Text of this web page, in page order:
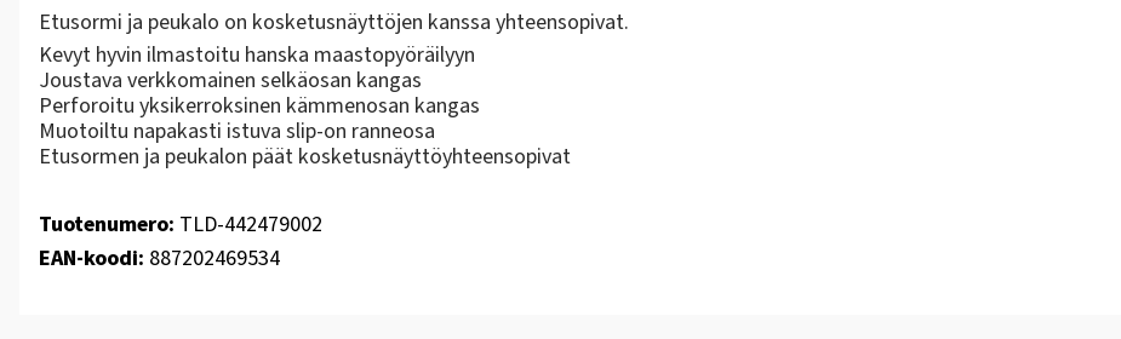
Etusormi ja peukalo on kosketusnäyttöjen kanssa yhteensopivat.
Kevyt hyvin ilmastoitu hanska maastopyöräilyyn
Joustava verkkomainen selkäosan kangas
Perforoitu yksikerroksinen kämmenosan kangas
Muotoiltu napakasti istuva slip-on ranneosa
Etusormen ja peukalon päät kosketusnäyttöyhteensopivat
Tuotenumero: TLD-442479002
EAN-koodi: 887202469534